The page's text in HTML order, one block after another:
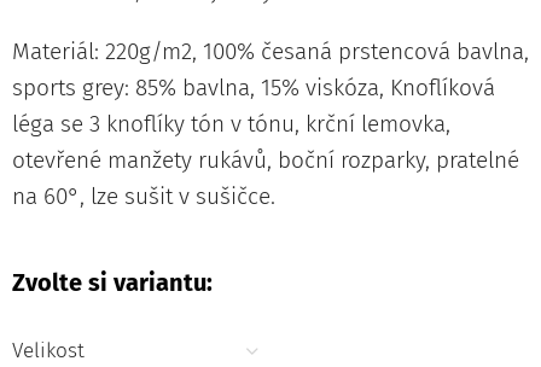
Materiál: 220g/m2, 100% česaná prstencová bavlna,
sports grey: 85% bavlna, 15% viskóza, Knoflíková
léga se 3 knoflíky tón v tónu, krční lemovka,
otevřené manžety rukávů, boční rozparky, pratelné
na 60°, lze sušit v sušičce.
Zvolte si variantu:
Velikost